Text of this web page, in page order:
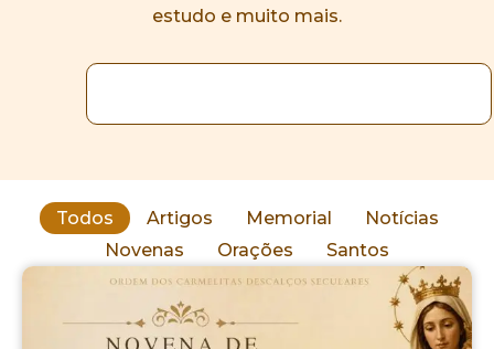
estudo e muito mais.
Artigos Memorial
Notícias
Novenas
Orações Santos
Todos